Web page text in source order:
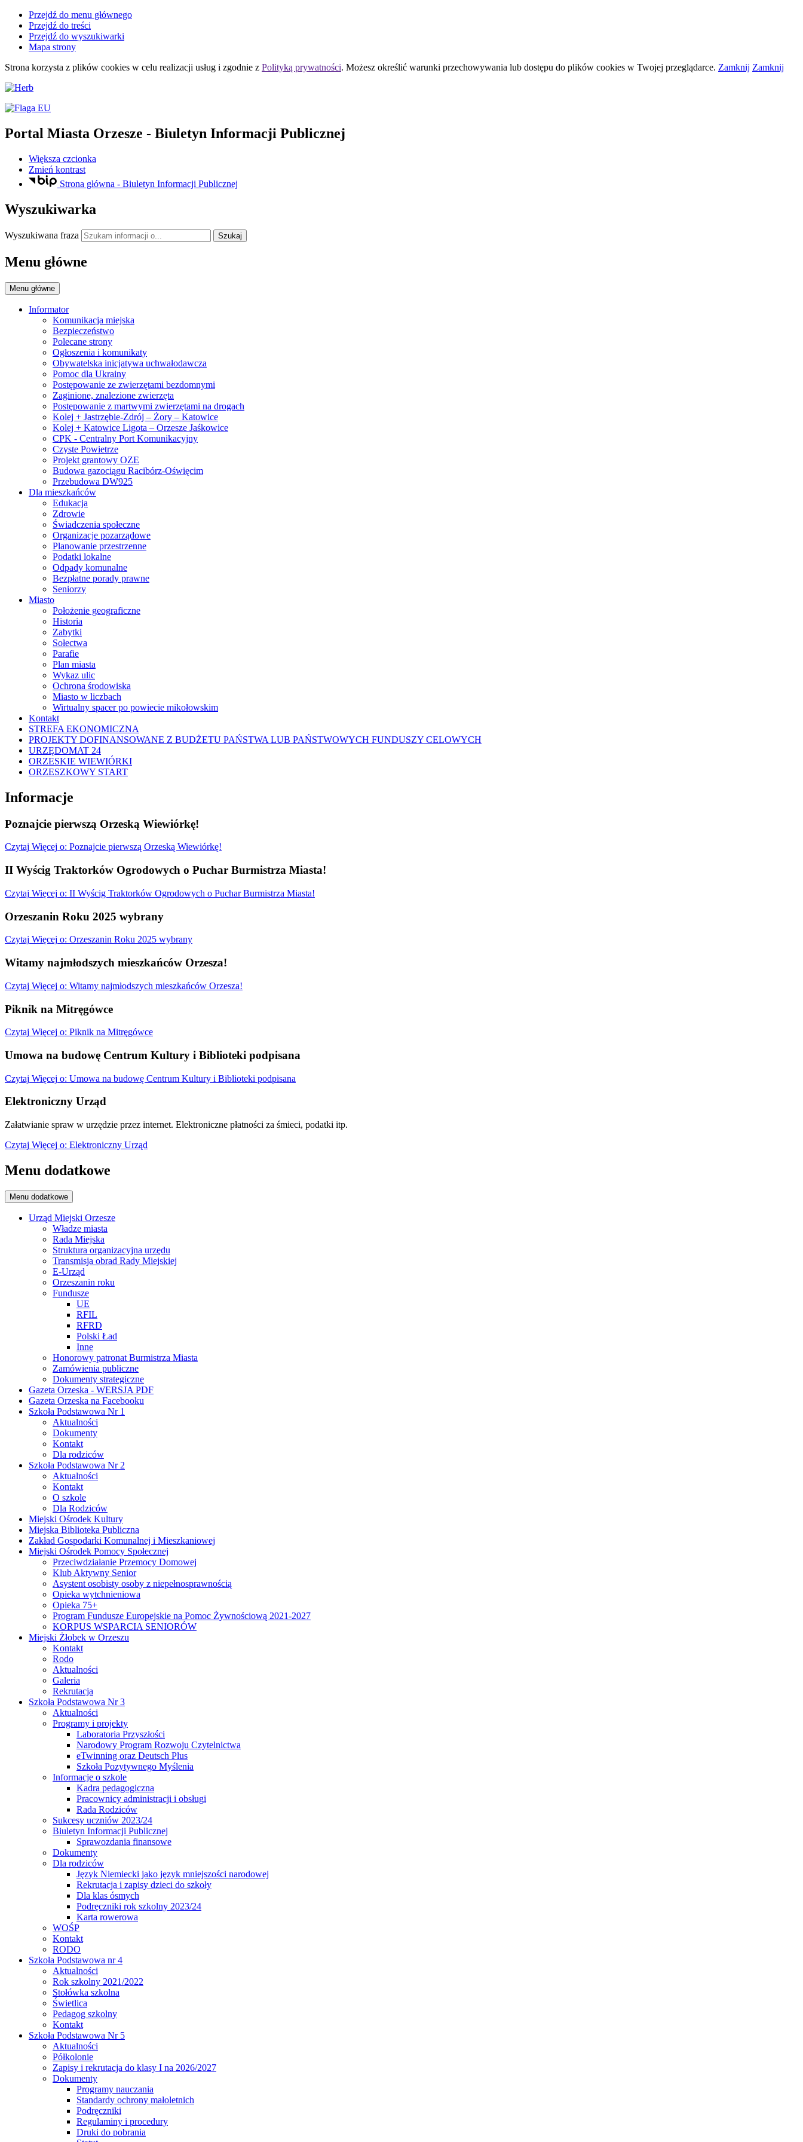
Przejdź do menu głównego
Przejdź do treści
Przejdź do wyszukiwarki
Mapa strony
Strona korzysta z plików cookies w celu realizacji usług i zgodnie z Polityką prywatności. Możesz określić warunki przechowywania lub dostępu do plików cookies w Twojej przeglądarce. Zamknij Zamknij
Portal Miasta Orzesze - Biuletyn Informacji Publicznej
Większa czcionka
Zmień kontrast
Strona główna - Biuletyn Informacji Publicznej
Wyszukiwarka
Wyszukiwana fraza Szukaj
Menu główne
Menu główne
Informator
Komunikacja miejska
Bezpieczeństwo
Polecane strony
Ogłoszenia i komunikaty
Obywatelska inicjatywa uchwałodawcza
Pomoc dla Ukrainy
Postępowanie ze zwierzętami bezdomnymi
Zaginione, znalezione zwierzęta
Postępowanie z martwymi zwierzętami na drogach
Kolej + Jastrzębie-Zdrój – Żory – Katowice
Kolej + Katowice Ligota – Orzesze Jaśkowice
CPK - Centralny Port Komunikacyjny
Czyste Powietrze
Projekt grantowy OZE
Budowa gazociągu Racibórz-Oświęcim
Przebudowa DW925
Dla mieszkańców
Edukacja
Zdrowie
Świadczenia społeczne
Organizacje pozarządowe
Planowanie przestrzenne
Podatki lokalne
Odpady komunalne
Bezpłatne porady prawne
Seniorzy
Miasto
Położenie geograficzne
Historia
Zabytki
Sołectwa
Parafie
Plan miasta
Wykaz ulic
Ochrona środowiska
Miasto w liczbach
Wirtualny spacer po powiecie mikołowskim
Kontakt
STREFA EKONOMICZNA
PROJEKTY DOFINANSOWANE Z BUDŻETU PAŃSTWA LUB PAŃSTWOWYCH FUNDUSZY CELOWYCH
URZĘDOMAT 24
ORZESKIE WIEWIÓRKI
ORZESZKOWY START
Informacje
Poznajcie pierwszą Orzeską Wiewiórkę!
Czytaj Więcej o: Poznajcie pierwszą Orzeską Wiewiórkę!
II Wyścig Traktorków Ogrodowych o Puchar Burmistrza Miasta!
Czytaj Więcej o: II Wyścig Traktorków Ogrodowych o Puchar Burmistrza Miasta!
Orzeszanin Roku 2025 wybrany
Czytaj Więcej o: Orzeszanin Roku 2025 wybrany
Witamy najmłodszych mieszkańców Orzesza!
Czytaj Więcej o: Witamy najmłodszych mieszkańców Orzesza!
Piknik na Mitręgówce
Czytaj Więcej o: Piknik na Mitręgówce
Umowa na budowę Centrum Kultury i Biblioteki podpisana
Czytaj Więcej o: Umowa na budowę Centrum Kultury i Biblioteki podpisana
Elektroniczny Urząd
Załatwianie spraw w urzędzie przez internet. Elektroniczne płatności za śmieci, podatki itp.
Czytaj Więcej o: Elektroniczny Urząd
Menu dodatkowe
Menu dodatkowe
Urząd Miejski Orzesze
Władze miasta
Rada Miejska
Struktura organizacyjna urzędu
Transmisja obrad Rady Miejskiej
E-Urząd
Orzeszanin roku
Fundusze
UE
RFIL
RFRD
Polski Ład
Inne
Honorowy patronat Burmistrza Miasta
Zamówienia publiczne
Dokumenty strategiczne
Gazeta Orzeska - WERSJA PDF
Gazeta Orzeska na Facebooku
Szkoła Podstawowa Nr 1
Aktualności
Dokumenty
Kontakt
Dla rodziców
Szkoła Podstawowa Nr 2
Aktualności
Kontakt
O szkole
Dla Rodziców
Miejski Ośrodek Kultury
Miejska Biblioteka Publiczna
Zakład Gospodarki Komunalnej i Mieszkaniowej
Miejski Ośrodek Pomocy Społecznej
Przeciwdziałanie Przemocy Domowej
Klub Aktywny Senior
Asystent osobisty osoby z niepełnosprawnością
Opieka wytchnieniowa
Opieka 75+
Program Fundusze Europejskie na Pomoc Żywnościową 2021-2027
KORPUS WSPARCIA SENIORÓW
Miejski Żłobek w Orzeszu
Kontakt
Rodo
Aktualności
Galeria
Rekrutacja
Szkoła Podstawowa Nr 3
Aktualności
Programy i projekty
Laboratoria Przyszłości
Narodowy Program Rozwoju Czytelnictwa
eTwinning oraz Deutsch Plus
Szkoła Pozytywnego Myślenia
Informacje o szkole
Kadra pedagogiczna
Pracownicy administracji i obsługi
Rada Rodziców
Sukcesy uczniów 2023/24
Biuletyn Informacji Publicznej
Sprawozdania finansowe
Dokumenty
Dla rodziców
Język Niemiecki jako język mniejszości narodowej
Rekrutacja i zapisy dzieci do szkoły
Dla klas ósmych
Podręczniki rok szkolny 2023/24
Karta rowerowa
WOŚP
Kontakt
RODO
Szkoła Podstawowa nr 4
Aktualności
Rok szkolny 2021/2022
Stołówka szkolna
Świetlica
Pedagog szkolny
Kontakt
Szkoła Podstawowa Nr 5
Aktualności
Półkolonie
Zapisy i rekrutacja do klasy I na 2026/2027
Dokumenty
Programy nauczania
Standardy ochrony małoletnich
Podręczniki
Regulaminy i procedury
Druki do pobrania